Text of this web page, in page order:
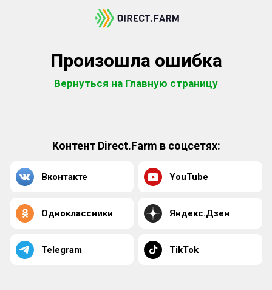
Произошла ошибка
Вернуться на Главную страницу
Контент Direct.Farm в соцсетях:
Вконтакте YouTube
Одноклассники Яндекс.Дзен
Telegram TikTok